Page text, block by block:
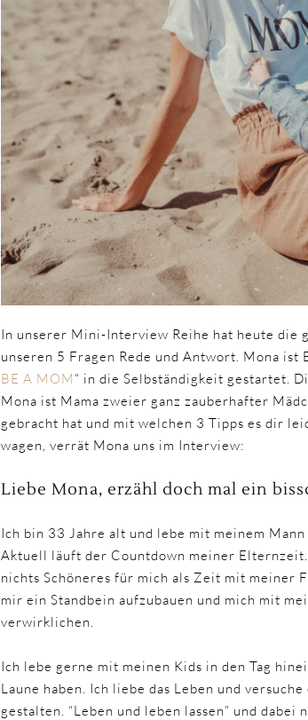
In unserer Mini-Interview Reihe hat heute die
unseren 5 Fragen Rede und Antwort. Mona ist
BE A MOM “ in die Selbständigkeit gestartet.
Mona ist Mama zweier ganz zauberhafter
gebracht hat und mit welchen 3 Tipps es dir
wagen, verrät Mona uns im Interview:
Liebe Mona, erzähl doch mal ein
Ich bin 33 Jahre alt und lebe mit meinem
Aktuell läuft der Countdown meiner
nichts Schöneres für mich als Zeit mit meiner
mir ein Standbein aufzubauen und mich mit
verwirklichen.
Ich lebe gerne mit meinen Kids in den Tag
Laune haben. Ich liebe das Leben und
gestalten. “Leben und leben lassen” und